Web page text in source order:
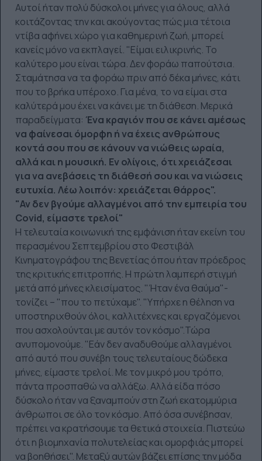
Αυτοί ήταν πολύ δύσκολοι μήνες για όλους, αλλά
κοιτάζοντας την και ακούγοντας πώς μια τέτοια
ντίβα αφήνει χώρο για καθημερινή ζωή, μπορεί
κανείς μόνο να εκπλαγεί. "Είμαι ειλικρινής. Το
καλύτερο μου είναι τώρα. Δεν φοράω παπούτσια.
Σταμάτησα να τα φοράω πριν από δέκα μήνες, κάτι
που το βρήκα υπέροχο. Για μένα, το να είμαι στα
καλύτερά μου έχει να κάνει με τη διάθεση. Μερικά
παραδείγματα: Ένα κραγιόν που σε κάνει αμέσως
να φαίνεσαι όμορφη ή να έχεις ανθρώπους
κοντά σου που σε κάνουν να νιώθεις ωραία,
αλλά και η μουσική. Εν ολίγοις, ότι χρειάζεσαι
για να ανεβάσεις τη διάθεσή σου και να νιώσεις
ευτυχία. Λέω λοιπόν: χρειάζεται θάρρος".
"Αν δεν βγούμε αλλαγμένοι από την εμπειρία του
Covid, είμαστε τρελοί"
Η τελευταία κοινωνική της εμφάνιση ήταν εκείνη του
περασμένου Σεπτεμβρίου στο Φεστιβάλ
Κινηματογράφου της Βενετίας όπου ήταν πρόεδρος
της κριτικής επιτροπής. Η πρώτη λαμπερή στιγμή
μετά από μήνες κλεισίματος. "Ήταν ένα θαύμα"-
τονίζει – "που το πετύχαμε". "Υπήρχε η θέληση να
υποστηριχθούν όλοι, καλλιτέχνες και εργαζόμενοι
που ασχολούνται με αυτόν τον κόσμο".Τώρα
ανυπομονούμε. "Εάν δεν αναδυθούμε αλλαγμένοι
από αυτό που συνέβη τους τελευταίους δώδεκα
μήνες, είμαστε τρελοί. Με τον μικρό μου τρόπο,
πάντα προσπαθώ να αλλάξω. Αλλά είδα πόσο
δύσκολο ήταν να ξαναμπούν στη ζωή εκατομμύρια
άνθρωποι σε όλο τον κόσμο. Από όσα συνέβησαν,
πρέπει να κρατήσουμε τα θετικά στοιχεία. Πιστεύω
ότι η βιομηχανία πολυτελείας και ομορφιάς μπορεί
να βοηθήσει". Μεταξύ αυτών βάζει επίσης την μόδα